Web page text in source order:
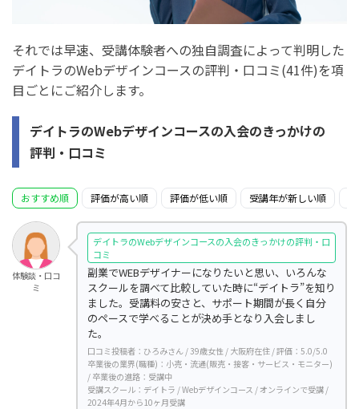
デイトラのWebデザインコースは副業や就職で稼げる？
転職での稼ぎ方：就職して稼ぐ
【どっちがおすすめ？】
デイトラのWebデザインコースの申し込み手順
手順1：デイトラ公式サイトにアクセスする
ウント登録する
手順3：Webデザインコースの「カートに入れる」をタッ
プする
手順4：Webデザインコースの購入ボタンをタップする
手順5：クレジットカード情報を入力し「支払う」をタッ
まとめ：デイトラのWebデザインコースの評判・口コミ
それでは早速、受講体験者への独自調査によって判明した
デイトラのWebデザインコースの評判・口コミ(41件)を項
目ごとにご紹介します。
デイトラのWebデザインコースの入会のきっかけの
評判・口コミ
おすすめ順 評価が高い順 評価が低い順 受講年が新しい順
体験談・口コ
ミ
デイトラのWebデザインコースの入会のきっかけの評判・口
コミ
副業でWEBデザイナーになりたいと思い、いろんな
スクールを調べて比較していた時に“デイトラ”を知り
ました。受講料の安さと、サポート期間が長く自分
のペースで学べることが決め手となり入会しまし
た。
口コミ投稿者：ひろみさん / 39歳女性 / 大阪府在住 / 評価：5.0/5.0
卒業後の業界(職種)：小売・流通(販売・接客・サービス・モニター)
/ 卒業後の進路：受講中
受講スクール：デイトラ / Webデザインコース / オンラインで受講 /
2024年4月から10ヶ月受講